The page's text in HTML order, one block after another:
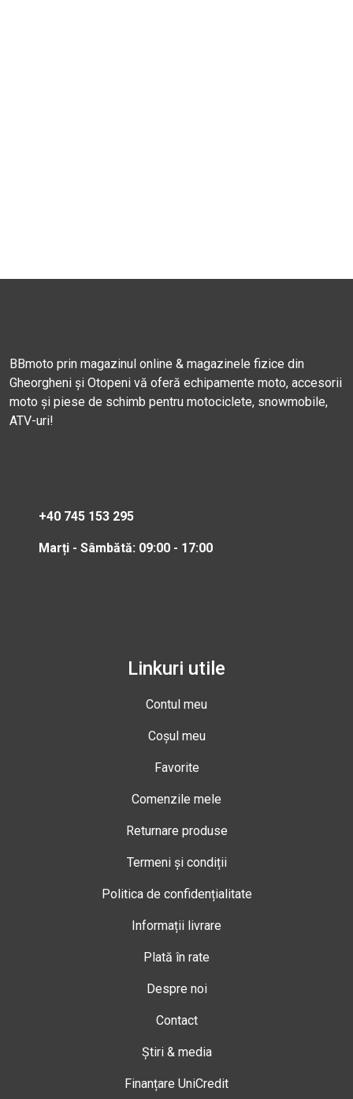
BBmoto prin magazinul online & magazinele fizice din
Gheorgheni și Otopeni vă oferă echipamente moto, accesorii
moto și piese de schimb pentru motociclete, snowmobile,
ATV-uri!
+40 745 153 295
Marți - Sâmbătă: 09:00 - 17:00
Linkuri utile
Contul meu
Coșul meu
Favorite
Comenzile mele
Returnare produse
Termeni și condiții
Politica de confidențialitate
Informații livrare
Plată în rate
Despre noi
Contact
Știri & media
Finanțare UniCredit